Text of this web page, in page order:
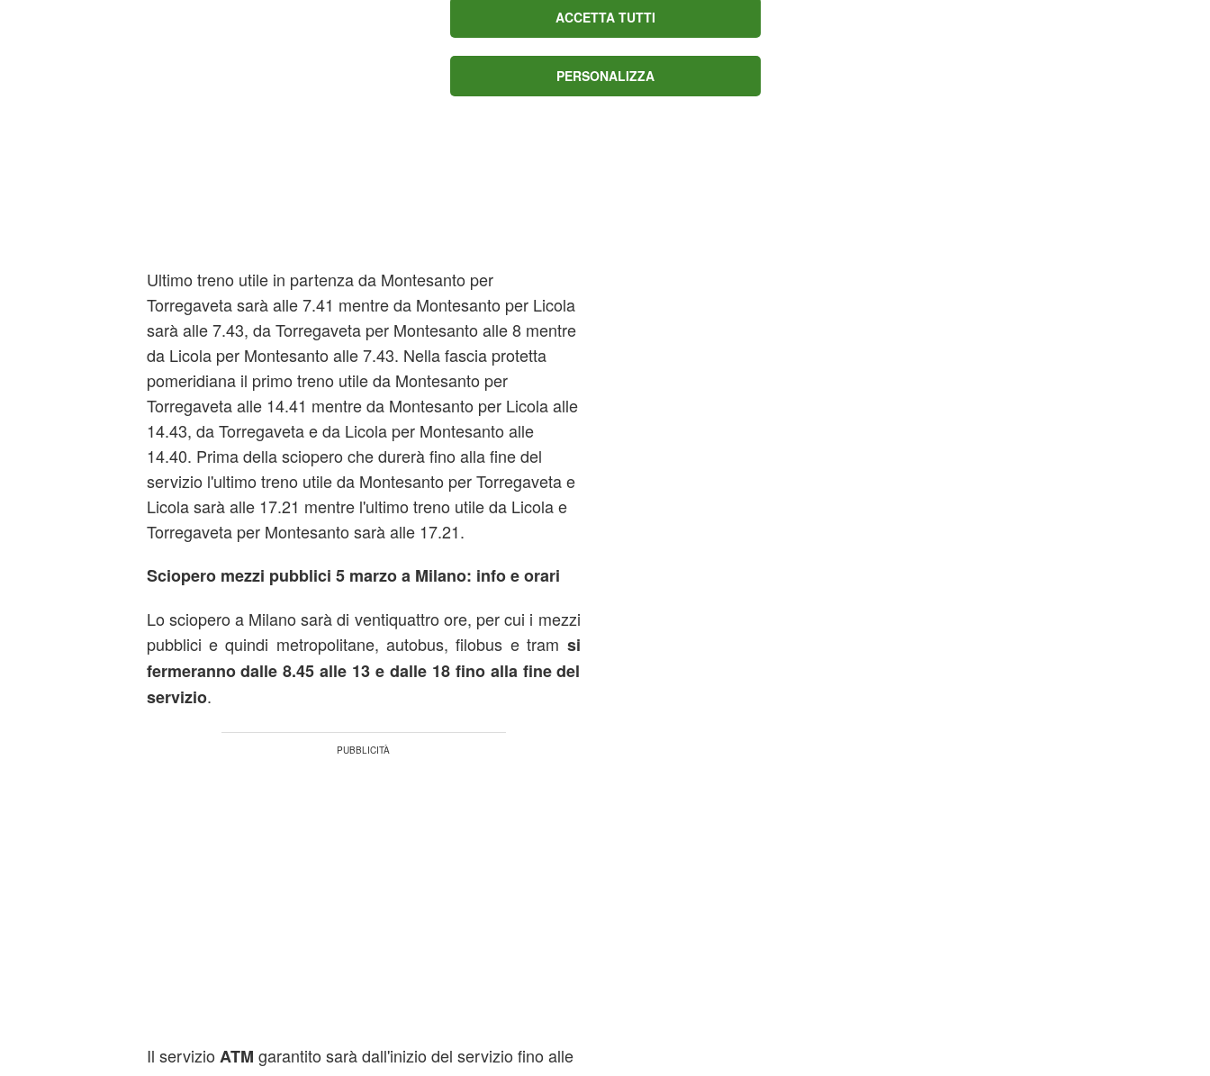
Ultimo treno utile in partenza da Montesanto per
Torregaveta sarà alle 7.41 mentre da Montesanto per Licola
sarà alle 7.43, da Torregaveta per Montesanto alle 8 mentre
da Licola per Montesanto alle 7.43. Nella fascia protetta
pomeridiana il primo treno utile da Montesanto per
Torregaveta alle 14.41 mentre da Montesanto per Licola alle
14.43, da Torregaveta e da Licola per Montesanto alle
14.40. Prima della sciopero che durerà fino alla fine del
servizio l'ultimo treno utile da Montesanto per Torregaveta e
Licola sarà alle 17.21 mentre l'ultimo treno utile da Licola e
Torregaveta per Montesanto sarà alle 17.21.
Sciopero mezzi pubblici 5 marzo a Milano: info e orari
Lo sciopero a Milano sarà di ventiquattro ore, per cui i mezzi
pubblici e quindi metropolitane, autobus, filobus e tram si
fermeranno dalle 8.45 alle 13 e dalle 18 fino alla fine del
servizio.
Il servizio ATM garantito sarà dall'inizio del servizio fino alle
ACCETTA TUTTI
PERSONALIZZA